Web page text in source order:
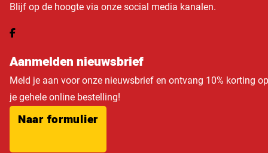
Blijf op de hoogte via onze social media kanalen.
Aanmelden nieuwsbrief
Meld je aan voor onze nieuwsbrief en ontvang 10% korting op
je gehele online bestelling!
Naar formulier